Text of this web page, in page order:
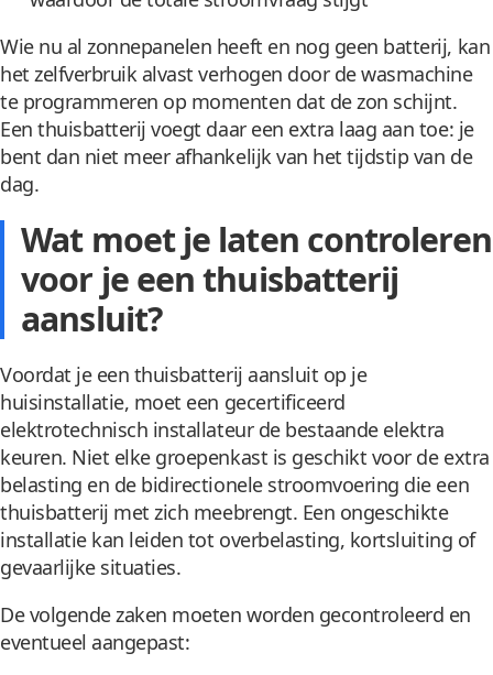
Wie nu al zonnepanelen heeft en nog geen batterij, kan
het zelfverbruik alvast verhogen door de wasmachine
te programmeren op momenten dat de zon schijnt.
Een thuisbatterij voegt daar een extra laag aan toe: je
bent dan niet meer afhankelijk van het tijdstip van de
dag.
Wat moet je laten controleren
voor je een thuisbatterij
aansluit?
Voordat je een thuisbatterij aansluit op je
huisinstallatie, moet een gecertificeerd
elektrotechnisch installateur de bestaande elektra
keuren. Niet elke groepenkast is geschikt voor de extra
belasting en de bidirectionele stroomvoering die een
thuisbatterij met zich meebrengt. Een ongeschikte
installatie kan leiden tot overbelasting, kortsluiting of
gevaarlijke situaties.
De volgende zaken moeten worden gecontroleerd en
eventueel aangepast: